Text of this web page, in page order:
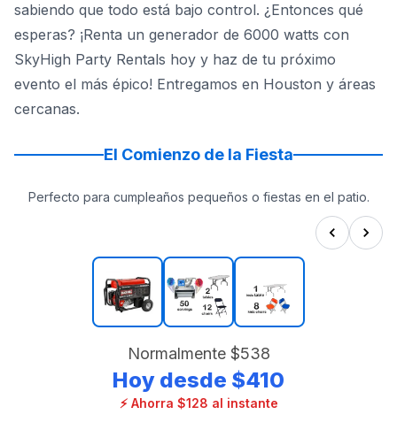
sabiendo que todo está bajo control. ¿Entonces qué
esperas? ¡Renta un generador de 6000 watts con
SkyHigh Party Rentals hoy y haz de tu próximo
evento el más épico! Entregamos en Houston y áreas
cercanas.
El Comienzo de la Fiesta
Perfecto para cumpleaños pequeños o fiestas en el patio.
Normalmente $538
Hoy desde $410
⚡ Ahorra $128 al instante